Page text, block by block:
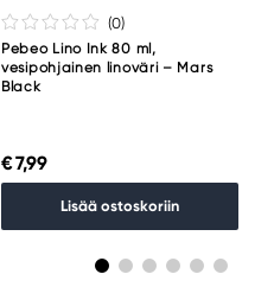
(0)
Pebeo Lino Ink 80 ml,
vesipohjainen linoväri – Mars
Black
€ 7,99
Lisää ostoskoriin